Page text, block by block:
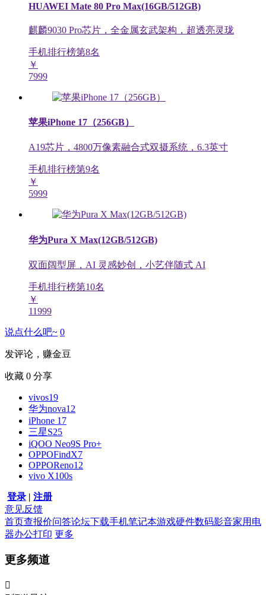
HUAWEI Mate 80 Pro Max(16GB/512GB)
麒麟9030 Pro芯片，全金属玄武架构，超透亮灵珑
手机排行榜第8名
￥
7999
苹果iPhone 17（256GB）
A19芯片，4800万像素融合式双摄系统，6.3英寸
手机排行榜第9名
￥
5999
华为Pura X Max(12GB/512GB)
双面阔型屏，AI 灵感妙创，小艺伴随式 AI
手机排行榜第10名
￥
11999
说点什么吧~ 0
发评论，赚金豆
收藏 0 分享
vivos19
华为nova12
iPhone 17
三星S25
iQOO Neo9S Pro+
OPPOFindX7
OPPOReno12
vivo X100s
登录 | 注册
意见反馈
首页查报价问答论坛下载手机笔记本游戏硬件数码影音家用电
器办公打印 更多
更多频道
